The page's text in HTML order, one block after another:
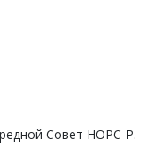
Совет НОРС-Р.